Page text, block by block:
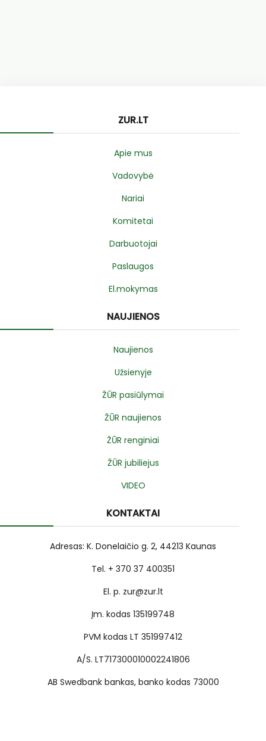
ZUR.LT
Apie mus
Vadovybė
Nariai
Komitetai
Darbuotojai
Paslaugos
El.mokymas
NAUJIENOS
Naujienos
Užsienyje
ŽŪR pasiūlymai
ŽŪR naujienos
ŽŪR renginiai
ŽŪR jubiliejus
VIDEO
KONTAKTAI
Adresas: K. Donelaičio g. 2, 44213 Kaunas
Tel. + 370 37 400351
El. p. zur@zur.lt
Įm. kodas 135199748
PVM kodas LT 351997412
A/S. LT717300010002241806
AB Swedbank bankas, banko kodas 73000